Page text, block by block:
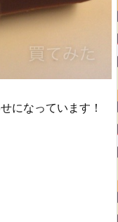
になっています！